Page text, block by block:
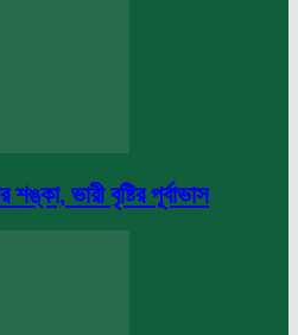
ভারী বৃষ্টির পূর্বাভাস